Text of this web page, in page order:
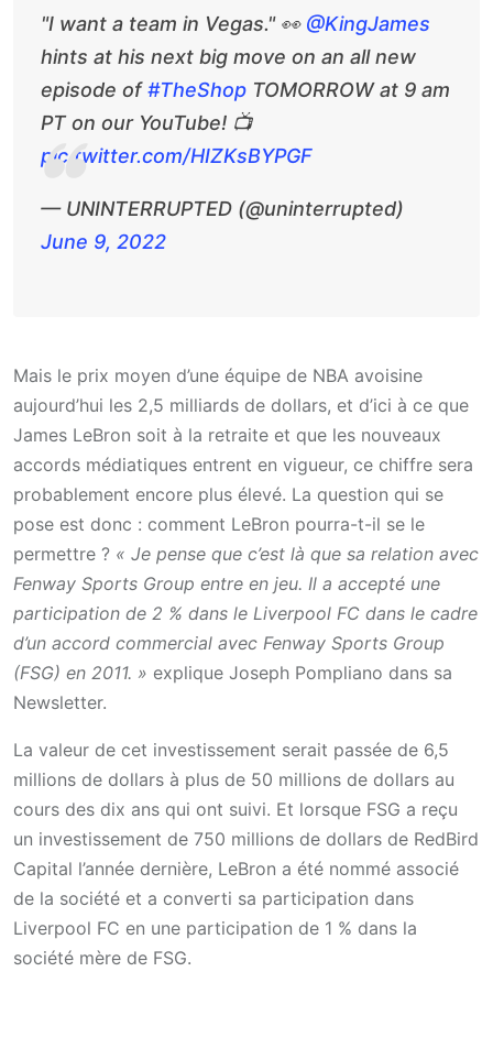
"I want a team in Vegas." 👀 @KingJames
hints at his next big move on an all new
episode of#TheShop TOMORROW at 9 am
PT on our YouTube! 📺
pic.twitter.com/HIZKsBYPGF
— UNINTERRUPTED (@uninterrupted)
June 9, 2022
Mais le prix moyen d’une équipe de NBA avoisine
aujourd’hui les 2,5 milliards de dollars, et d’ici à ce que
James LeBron soit à la retraite et que les nouveaux
accords médiatiques entrent en vigueur, ce chiffre sera
probablement encore plus élevé. La question qui se
pose est donc : comment LeBron pourra-t-il se le
permettre ? « Je pense que c’est là que sa relation avec
Fenway Sports Group entre en jeu. Il a accepté une
participation de 2 % dans le Liverpool FC dans le cadre
d’un accord commercial avec Fenway Sports Group
(FSG) en 2011. » explique Joseph Pompliano dans sa
Newsletter.
La valeur de cet investissement serait passée de 6,5
millions de dollars à plus de 50 millions de dollars au
cours des dix ans qui ont suivi. Et lorsque FSG a reçu
un investissement de 750 millions de dollars de RedBird
Capital l’année dernière, LeBron a été nommé associé
de la société et a converti sa participation dans
Liverpool FC en une participation de 1 % dans la
société mère de FSG.